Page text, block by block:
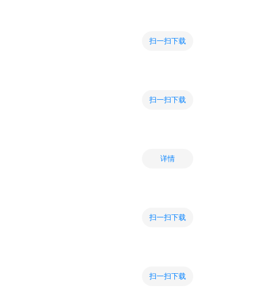
扫一扫下载
扫一扫下载
详情
扫一扫下载
扫一扫下载